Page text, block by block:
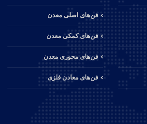
فن‌های اصلی معدن
فن‌های کمکی معدن
فن‌های محوری معدن
فن‌های معادن فلزی